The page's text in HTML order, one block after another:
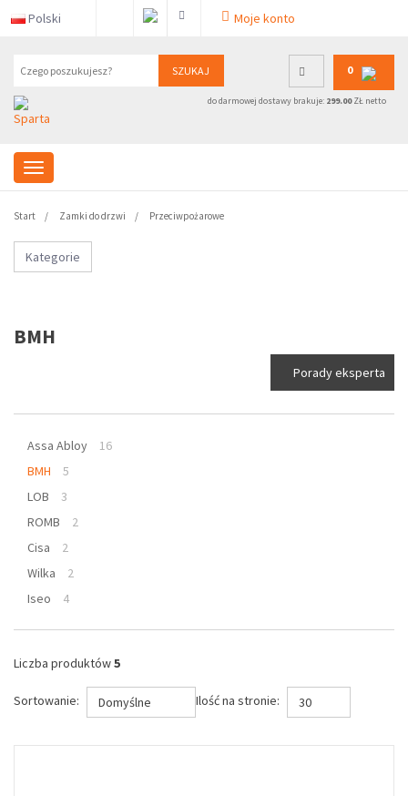
Polski Moje konto
SZUKAJ 0
do darmowej dostawy brakuje: 299.00ZŁ netto
Start Zamki do drzwi Przeciwpożarowe
Kategorie
BMH
Porady eksperta
Assa Abloy
16
BMH
5
LOB
3
ROMB
2
Cisa
2
Wilka
2
Iseo
4
Liczba produktów5
Sortowanie: Domyślne Ilość na stronie: 30